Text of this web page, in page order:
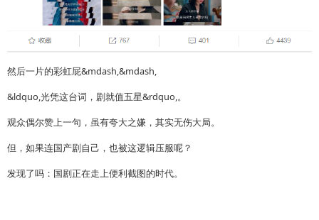
然后一片的彩虹屁&mdash,&mdash,
&ldquo,光凭这台词，剧就值五星&rdquo,。
观众偶尔赞上一句，虽有夸大之嫌，其实无伤大局。
但，如果连国产剧自己，也被这逻辑压服呢？
发现了吗：国剧正在走上便利截图的时代。